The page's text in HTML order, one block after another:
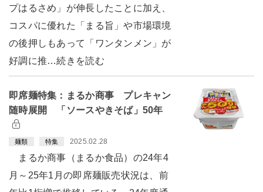
プはるさめ」が伸長したことに加え、
コスパに優れた「まる旨」や市場環境
の後押しもあって「ワンタンメン」が
好調に推…続きを読む
即席麺特集：まるか商事 プレキャン
随時展開 「ソースやきそば」50年
麺類 特集 2025.02.28
まるか商事（まるか食品）の24年4
月～25年1月の即席麺販売状況は、前